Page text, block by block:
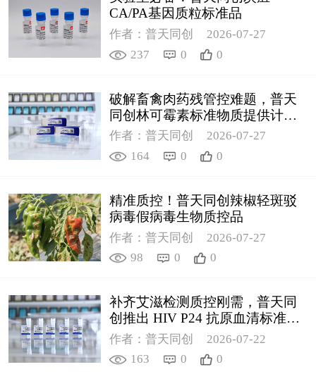
CA/PA基因质粒标准品
作者：普天同创
2026-07-27
237
0 0
破解畜禽肉药残管控难题，普天
同创林可霉素标准物质提供计量
支撑
作者：普天同创
2026-07-27
164
0 0
精准质控！普天同创辣椒轻斑驳
病毒假病毒生物质控品
作者：普天同创
2026-07-27
98
0 0
补齐艾滋检测质控刚需，普天同
创推出 HIV P24 抗原血清标准物
质
作者：普天同创
2026-07-22
163
0 0